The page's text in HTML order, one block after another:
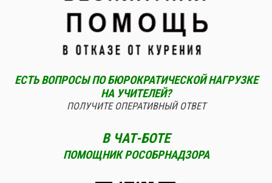
ЕСТЬ ВОПРОСЫ ПО БЮРОКРАТИЧЕСКОЙ НАГРУЗКЕ
НА УЧИТЕЛЕЙ?
ПОЛУЧИТЕ ОПЕРАТИВНЫЙ ОТВЕТ
В ЧАТ-БОТЕ
ПОМОЩНИК РОСОБРНАДЗОРА